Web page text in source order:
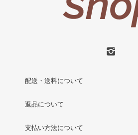
配送・送料について
返品について
支払い方法について